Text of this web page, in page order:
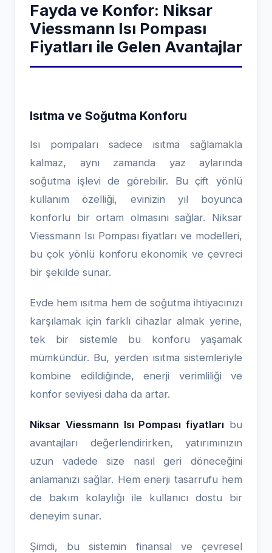
Fayda ve Konfor: Niksar
Viessmann Isı Pompası
Fiyatları ile Gelen Avantajlar
Isıtma ve Soğutma Konforu
Isı pompaları sadece ısıtma sağlamakla
kalmaz, aynı zamanda yaz aylarında
soğutma işlevi de görebilir. Bu çift yönlü
kullanım özelliği, evinizin yıl boyunca
konforlu bir ortam olmasını sağlar. Niksar
Viessmann Isı Pompası fiyatları ve modelleri,
bu çok yönlü konforu ekonomik ve çevreci
bir şekilde sunar.
Evde hem ısıtma hem de soğutma ihtiyacınızı
karşılamak için farklı cihazlar almak yerine,
tek bir sistemle bu konforu yaşamak
mümkündür. Bu, yerden ısıtma sistemleriyle
kombine edildiğinde, enerji verimliliği ve
konfor seviyesi daha da artar.
Niksar Viessmann Isı Pompası fiyatları bu
avantajları değerlendirirken, yatırımınızın
uzun vadede size nasıl geri döneceğini
anlamanızı sağlar. Hem enerji tasarrufu hem
de bakım kolaylığı ile kullanıcı dostu bir
deneyim sunar.
Şimdi, bu sistemin finansal ve çevresel